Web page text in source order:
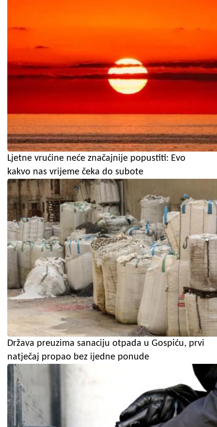
Ljetne vrućine neće značajnije popustiti: Evo
kakvo nas vrijeme čeka do subote
Država preuzima sanaciju otpada u Gospiću, prvi
natječaj propao bez ijedne ponude